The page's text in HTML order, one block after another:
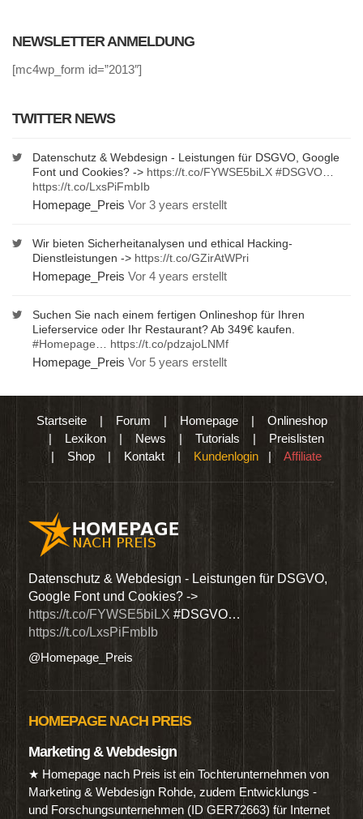
NEWSLETTER ANMELDUNG
[mc4wp_form id=”2013″]
TWITTER NEWS
Datenschutz & Webdesign - Leistungen für DSGVO, Google
Font und Cookies? -> https://t.co/FYWSE5biLX #DSGVO
https://t.co/LxsPiFmbIb
Homepage_Preis Vor 3 years erstellt
Wir bieten Sicherheitanalysen und ethical Hacking-
Dienstleistungen -> https://t.co/GZirAtWPri
Homepage_Preis Vor 4 years erstellt
Suchen Sie nach einem fertigen Onlineshop für Ihren
Lieferservice oder Ihr Restaurant? Ab 349€ kaufen.
#Homepage
https://t.co/pdzajoLNMf
Homepage_Preis Vor 5 years erstellt
Startseite| Forum | Homepage| Onlineshop
| Lexikon | News | Tutorials | Preislisten
| Shop | Kontakt | Kundenlogin | Affiliate
Datenschutz & Webdesign - Leistungen für DSGVO,
Google Font und Cookies? ->
https://t.co/FYWSE5biLX #DSGVO…
https://t.co/LxsPiFmbIb
@Homepage_Preis
HOMEPAGE NACH PREIS
Marketing & Webdesign
★ Homepage nach Preis ist ein Tochterunternehmen von
Marketing & Webdesign Rohde, zudem Entwicklungs -
und Forschungsunternehmen (ID GER72663) für Internet